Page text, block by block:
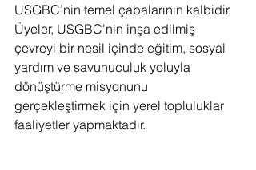
USGBC’nin temel çabalarının kalbidir.
Üyeler, USGBC'nin inşa edilmiş
çevreyi bir nesil içinde eğitim, sosyal
yardım ve savunuculuk yoluyla
dönüştürme misyonunu
gerçekleştirmek için yerel topluluklar
faaliyetler yapmaktadır.